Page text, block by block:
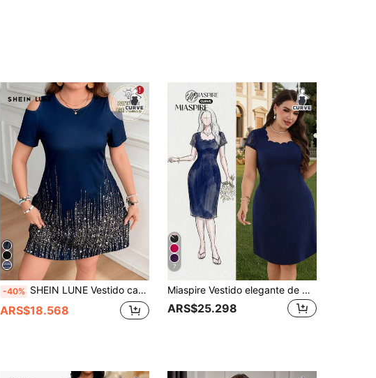
-40% SHEIN LUNE Vestido casual de mujer con hombros descubiertos y manga corta con brillo, para uso en la oficina, vestido de verano Zanzea para mujer, vestido con hombros descubiertos, vestido de verano para mujer, vestido con estampado brillante, último estilo de vestido para mujer
ARS$18.568
7
Miaspire Vestido elegante de manga corta con cuello en arco y encaje de unicolor para mujer de talla grande. Vestidos ajustados para mujer con escote de pico y manga de encaje, vestido azul marino Zanzea para mujer de talla grande, vestidos elegantes para fiesta y ocasiones formales
ARS$25.298